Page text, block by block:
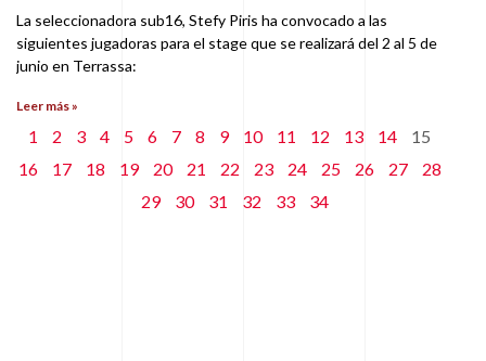
La seleccionadora sub16, Stefy Piris ha convocado a las
siguientes jugadoras para el stage que se realizará del 2 al 5 de
junio en Terrassa:
Leer más »
1 2 3 4 5 6 7 8 9 10 11 12 13 14
15
16
17 18 19 20 21 22 23 24 25 26 27
28
29
30 31 32 33 34